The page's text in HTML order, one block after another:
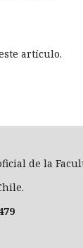
artículo.
de la